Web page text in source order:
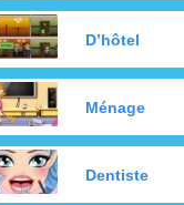
D’hôtel
Ménage
Dentiste